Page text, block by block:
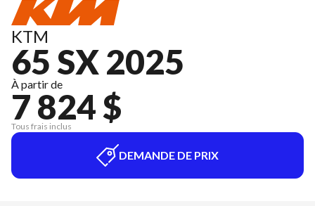
KTM
65 SX 2025
À partir de
7 824 $
Tous frais inclus
DEMANDE DE PRIX